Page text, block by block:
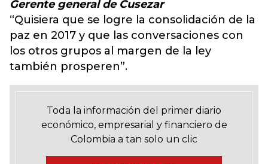
Gerente general de Cusezar
“Quisiera que se logre la consolidación de la
paz en 2017 y que las conversaciones con
los otros grupos al margen de la ley
también prosperen”.
Toda la información del primer diario
económico, empresarial y financiero de
Colombia a tan solo un clic